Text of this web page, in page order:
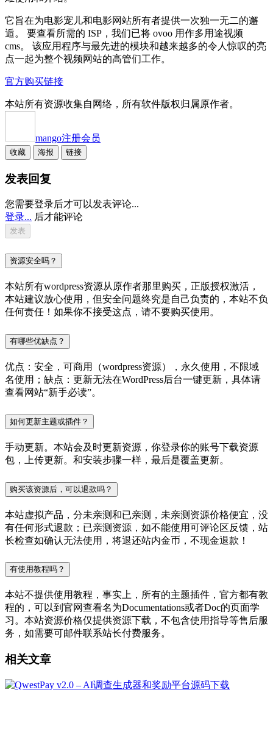
它旨在为电影宠儿和电影网站所有者提供一次独一无二的邂
逅。 要查看所需的 ISP，我们已将 ovoo 用作多用途视频
cms。 该应用程序与最先进的模块和越来越多的令人惊叹的亮
点一起为整个视频网站的高管们工作。
官方购买链接
本站所有资源收集自网络，所有软件版权归属原作者。
mango注册会员
收藏 海报 链接
发表回复
您需要登录后才可以发表评论...
登录... 后才能评论
资源安全吗？
本站所有wordpress资源从原作者那里购买，正版授权激活，
本站建议放心使用，但安全问题终究是自己负责的，本站不负
任何责任！如果你不接受这点，请不要购买使用。
有哪些优缺点？
优点：安全，可商用（wordpress资源），永久使用，不限域
名使用；缺点：更新无法在WordPress后台一键更新，具体请
查看网站“新手必读”。
如何更新主题或插件？
手动更新。本站会及时更新资源，你登录你的账号下载资源
包，上传更新。和安装步骤一样，最后是覆盖更新。
购买该资源后，可以退款吗？
本站虚拟产品，分未亲测和已亲测，未亲测资源价格便宜，没
有任何形式退款；已亲测资源，如不能使用可评论区反馈，站
长检查如确认无法使用，将退还站内金币，不现金退款！
有使用教程吗？
本站不提供使用教程，事实上，所有的主题插件，官方都有教
程的，可以到官网查看名为Documentations或者Doc的页面学
习。本站资源价格仅提供资源下载，不包含使用指导等售后服
务，如需要可邮件联系站长付费服务。
相关文章